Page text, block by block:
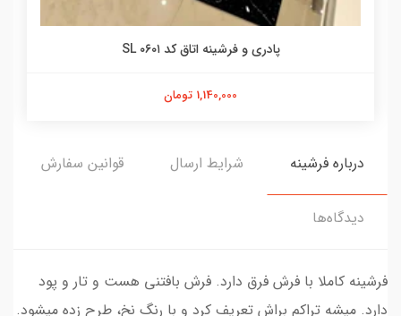
پادری و فرشینه اتاق کد SL ۰۶۰۱
1,140,000 تومان
درباره فرشینه شرایط ارسال قوانین سفارش
دیدگاه‌ها
فرشینه کاملا با فرش فرق دارد. فرش بافتنی هست و تار و پود
دارد. میشه تراکم براش تعریف کرد و با رنگ نخ، طرح زده میشود.